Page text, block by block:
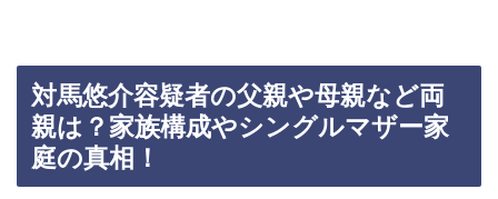
対馬悠介容疑者の父親や母親など両
親は？家族構成やシングルマザー家
庭の真相！